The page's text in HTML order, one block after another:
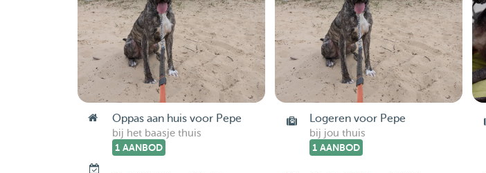
Oppas aan huis voor Pepe
bij het baasje thuis
1 AANBOD
Logeren voor Pepe
bij jou thuis
1 AANBOD